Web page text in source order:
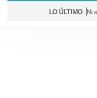
LO ÚLTIMO Ni